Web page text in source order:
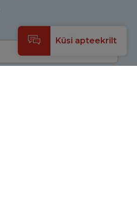
Küsi apteekrilt